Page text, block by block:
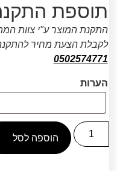
תוספת
התקנת המוצר ע"י צוות
לקבלת הצעת מחיר להתקנה
0502574771
הערות
הוספה לסל